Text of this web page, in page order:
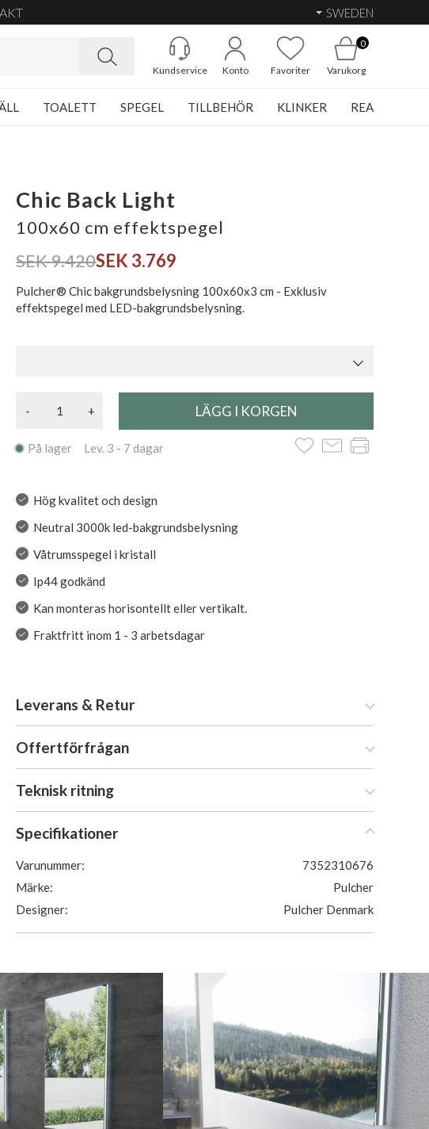
SWEDEN
Kundservice Konto Favoriter
0
Varukorg
TOALETT SPEGEL TILLBEHÖR KLINKER REA
Chic Back Light
100x60 cm effektspegel
SEK 9.420SEK 3.769
Pulcher® Chic bakgrundsbelysning 100x60x3 cm - Exklusiv
effektspegel med LED-bakgrundsbelysning.
- +
På lager Lev. 3 - 7 dagar
Hög kvalitet och design
Neutral 3000k led-bakgrundsbelysning
Våtrumsspegel i kristall
Ip44 godkänd
Kan monteras horisontellt eller vertikalt.
Fraktfritt inom 1 - 3 arbetsdagar
Leverans & Retur
Offertförfrågan
Teknisk ritning
Specifikationer
Varunummer:
7352310676
Märke:
Pulcher
Designer:
Pulcher Denmark